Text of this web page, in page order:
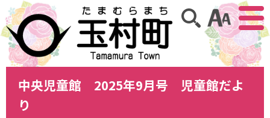
アクセ
サイト内検索
中央児童館 2025年9月号 児童館だよ
り